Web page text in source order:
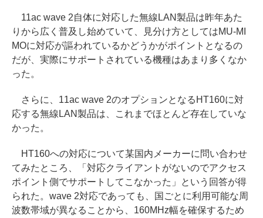
11ac wave 2自体に対応した無線LAN製品は昨年あた
りから広く普及し始めていて、見分け方としてはMU-MI
MOに対応が謳われているかどうかがポイントとなるの
だが、実際にサポートされている機種はあまり多くなか
った。
さらに、11ac wave 2のオプションとなるHT160に対
応する無線LAN製品は、これまでほとんど存在していな
かった。
HT160への対応について某国内メーカーに問い合わせ
てみたところ、「対応クライアントがないのでアクセス
ポイント側でサポートしてこなかった」という回答が得
られた。wave 2対応であっても、国ごとに利用可能な周
波数帯域が異なることから、160MHz幅を確保するため